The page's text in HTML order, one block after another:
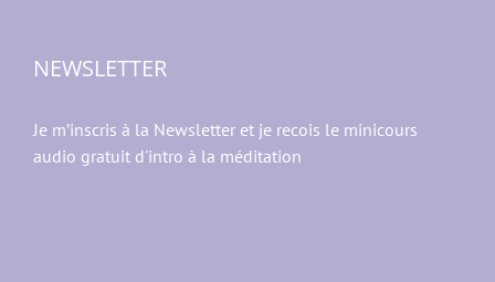
NEWSLETTER
Je m’inscris à la Newsletter et je recois le minicours
audio gratuit d'intro à la méditation